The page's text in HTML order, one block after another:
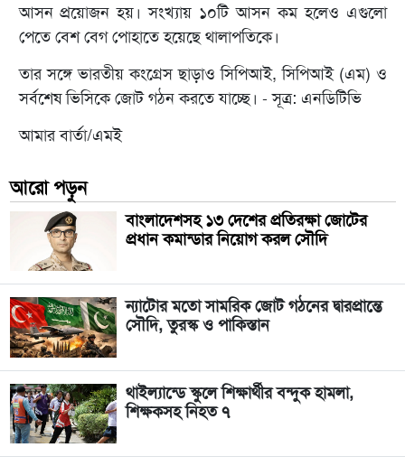
আসন প্রয়োজন হয়। সংখ্যায় ১০টি আসন কম হলেও এগুলো
পেতে বেশ বেগ পোহাতে হয়েছে থালাপতিকে।
তার সঙ্গে ভারতীয় কংগ্রেস ছাড়াও সিপিআই, সিপিআই (এম) ও
সর্বশেষ ভিসিকে জোট গঠন করতে যাচ্ছে। - সূত্র: এনডিটিভি
আমার বার্তা/এমই
আরো পড়ুন
বাংলাদেশসহ ১৩ দেশের প্রতিরক্ষা জোটের
প্রধান কমান্ডার নিয়োগ করল সৌদি
ন্যাটোর মতো সামরিক জোট গঠনের দ্বারপ্রান্তে
সৌদি, তুরস্ক ও পাকিস্তান
থাইল্যান্ডে স্কুলে শিক্ষার্থীর বন্দুক হামলা,
শিক্ষকসহ নিহত ৭